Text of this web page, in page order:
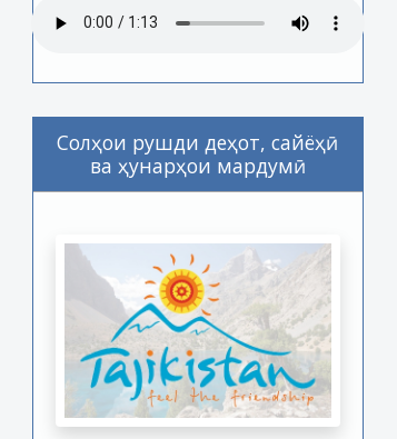
Солҳои рушди деҳот, сайёҳӣ
ва ҳунарҳои мардумӣ